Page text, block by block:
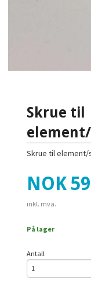
Skrue til
Skrue til element/
Pris
NOK
inkl. mva.
På lager
Antall